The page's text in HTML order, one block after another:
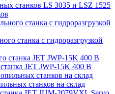
станков LS 3035 и LSZ 1525
станка c гидроразгрузкой
JET JWP-15K 400 В
станков на склад